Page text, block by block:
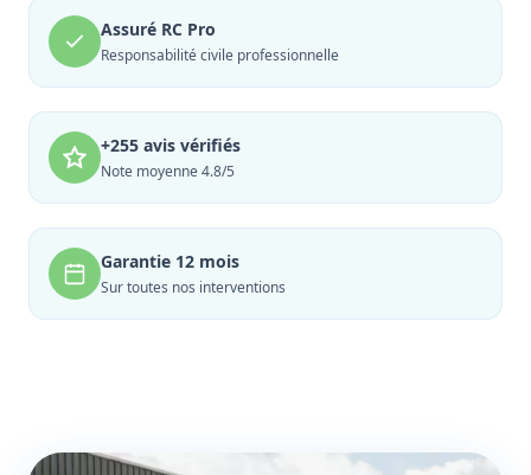
Assuré RC Pro
Responsabilité civile professionnelle
+255 avis vérifiés
Note moyenne 4.8/5
Garantie 12 mois
Sur toutes nos interventions